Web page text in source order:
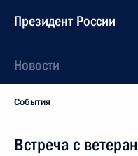
Президент России
Новости
События
Встреча с